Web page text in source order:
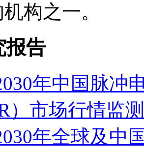
构之一。
报告
年中国脉冲
）市场行情监
年全球及中